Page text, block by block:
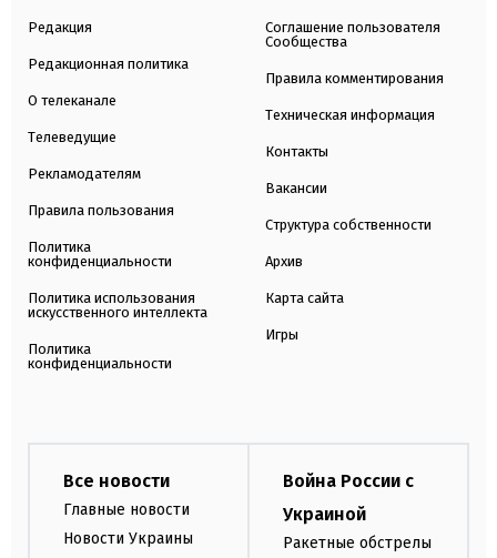
Редакция
Редакционная политика
О телеканале
Телеведущие
Рекламодателям
Правила пользования
Политика
конфиденциальности
Политика использования
искусственного интеллекта
Политика
конфиденциальности
Соглашение пользователя
Сообщества
Правила комментирования
Техническая информация
Контакты
Вакансии
Структура собственности
Архив
Карта сайта
Игры
Все новости
Главные новости
Новости Украины
Война России с
Украиной
Ракетные обстрелы